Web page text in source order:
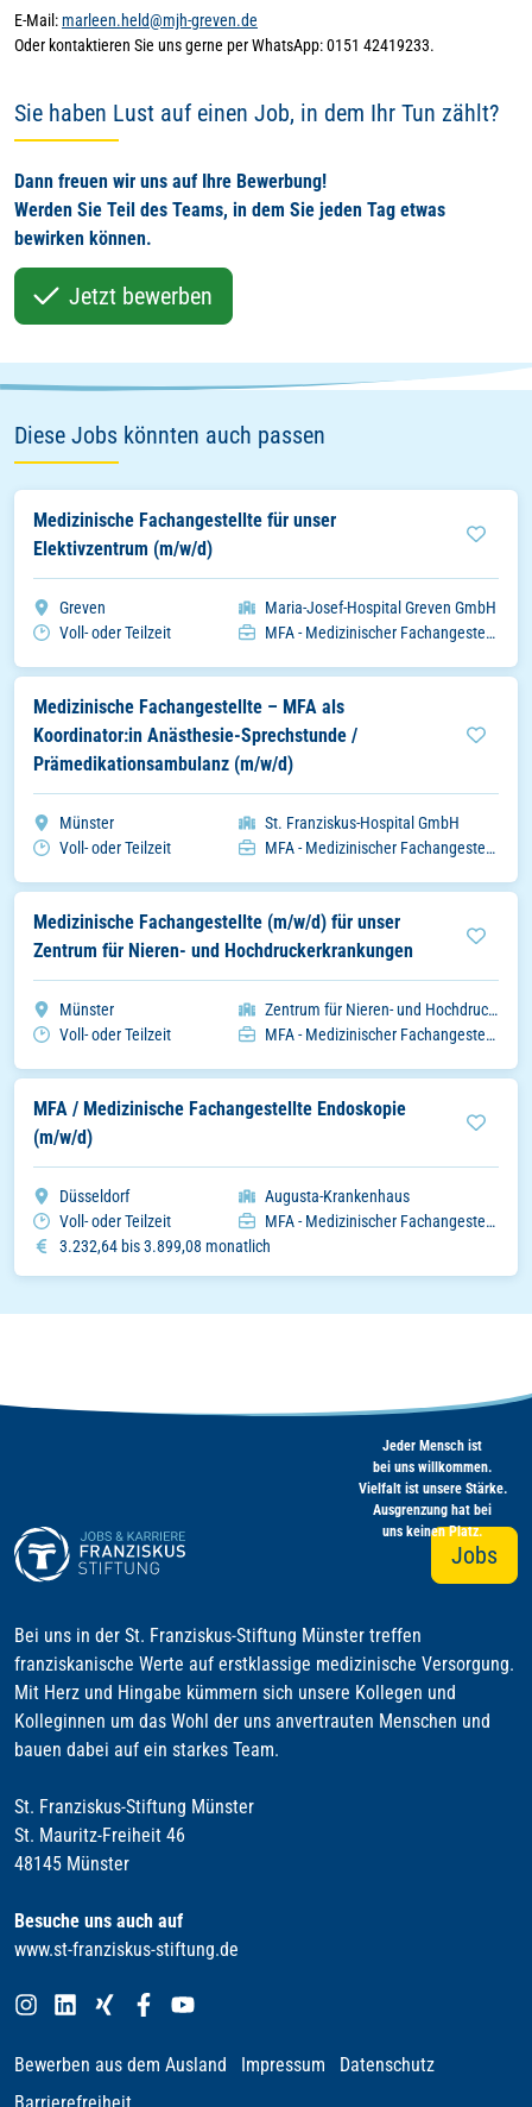
E-Mail: marleen.held@mjh-greven.de
Oder kontaktieren Sie uns gerne per WhatsApp: 0151 42419233.
Sie haben Lust auf einen Job, in dem Ihr Tun zählt?
Dann freuen wir uns auf Ihre Bewerbung!
Werden Sie Teil des Teams, in dem Sie jeden Tag etwas
bewirken können.
Jetzt bewerben
Diese Jobs könnten auch passen
Medizinische Fachangestellte für unser
Elektivzentrum (m/w/d)
Stadt
Greven Organisation
Maria-Josef-Hospital Greven GmbH
Arbeitszeitmodell
Voll- oder Teilzeit Einsatzbereich MFA - Medizinischer Fachangestellter
Medizinische Fachangestellte – MFA als
Koordinator:in Anästhesie-Sprechstunde /
Prämedikationsambulanz (m/w/d)
Stadt
Münster Organisation
St. Franziskus-Hospital GmbH
Arbeitszeitmodell
Voll- oder Teilzeit Einsatzbereich MFA - Medizinischer Fachangestellter
Medizinische Fachangestellte (m/w/d) für unser
Zentrum für Nieren- und Hochdruckerkrankungen
Stadt
Münster Organisation
Zentrum für Nieren- und Hochdruckerkrankungen
Arbeitszeitmodell
Voll- oder Teilzeit Einsatzbereich MFA - Medizinischer Fachangestellter
MFA / Medizinische Fachangestellte Endoskopie
(m/w/d)
Stadt
Düsseldorf Organisation
Augusta-Krankenhaus
Arbeitszeitmodell
Voll- oder Teilzeit Einsatzbereich
MFA - Medizinischer Fachangestellter
Gehalt
3.232,64 bis 3.899,08 monatlich
Jeder Mensch ist
bei uns willkommen.
Vielfalt ist unsere Stärke.
Ausgrenzung hat bei
uns keinen Platz.
Jobs
Bei uns in der St. Franziskus-Stiftung Münster treffen
franziskanische Werte auf erstklassige medizinische Versorgung.
Mit Herz und Hingabe kümmern sich unsere Kollegen und
Kolleginnen um das Wohl der uns anvertrauten Menschen und
bauen dabei auf ein starkes Team.
St. Franziskus-Stiftung Münster
St. Mauritz-Freiheit 46
48145 Münster
Besuche uns auch auf
www.st-franziskus-stiftung.de
Bewerben aus dem Ausland Impressum
Datenschutz
Barrierefreiheit